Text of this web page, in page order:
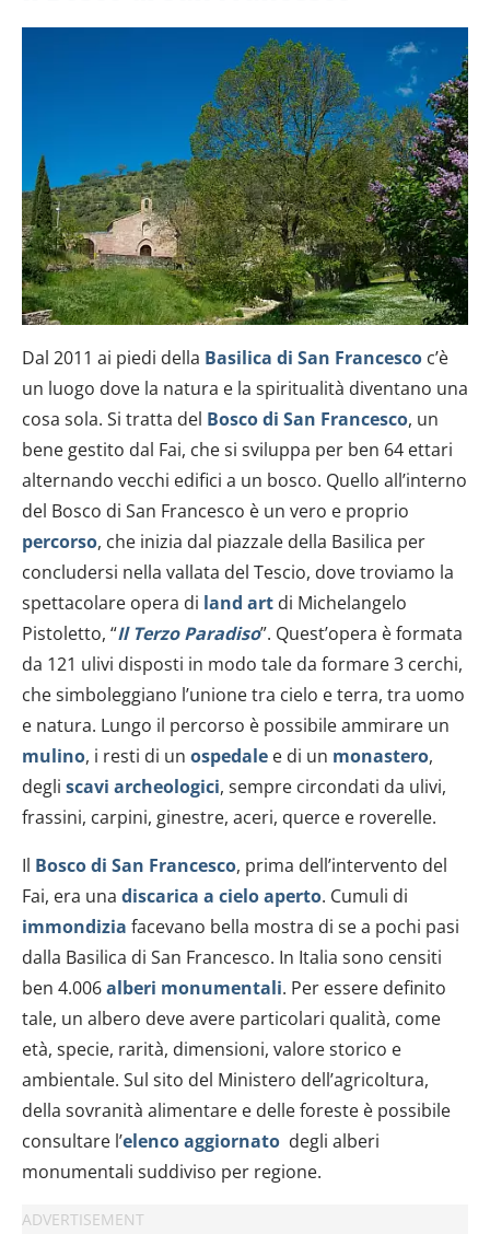
con altre informazioni che hai fornito loro o che hanno
raccolto dal tuo utilizzo dei loro servizi.
Dal 2011 ai piedi della Basilica di San Francesco c’è
un luogo dove la natura e la spiritualità diventano una
cosa sola. Si tratta del Bosco di San Francesco, un
bene gestito dal Fai, che si sviluppa per ben 64 ettari
alternando vecchi edifici a un bosco. Quello all’interno
del Bosco di San Francesco è un vero e proprio
percorso, che inizia dal piazzale della Basilica per
concludersi nella vallata del Tescio, dove troviamo la
spettacolare opera di land art di Michelangelo
Pistoletto, “Il Terzo Paradiso”. Quest’opera è formata
da 121 ulivi disposti in modo tale da formare 3 cerchi,
che simboleggiano l’unione tra cielo e terra, tra uomo
e natura. Lungo il percorso è possibile ammirare un
mulino, i resti di un ospedale e di un monastero,
degli scavi archeologici, sempre circondati da ulivi,
frassini, carpini, ginestre, aceri, querce e roverelle.
Il Bosco di San Francesco, prima dell’intervento del
Fai, era una discarica a cielo aperto. Cumuli di
immondizia facevano bella mostra di se a pochi pasi
dalla Basilica di San Francesco. In Italia sono censiti
ben 4.006alberi monumentali. Per essere definito
tale, un albero deve avere particolari qualità, come
età, specie, rarità, dimensioni, valore storico e
ambientale. Sul sito del Ministero dell’agricoltura,
della sovranità alimentare e delle foreste è possibile
consultare l’elenco aggiornato degli alberi
monumentali suddiviso per regione.